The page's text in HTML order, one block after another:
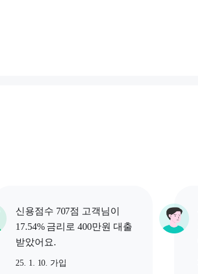
신용점수 707점 고객님이
17.54% 금리로 400만원 대출
받았어요.
25. 1. 10. 가입